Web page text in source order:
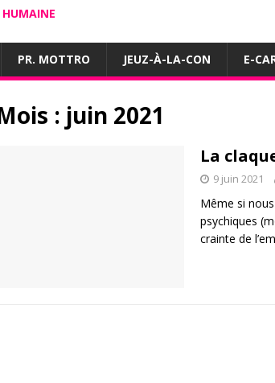
PR. MOTTRO JEUZ-À-LA-CON E-
: juin 2021
La
9 juin 2021
Même si
psychiques
crainte de